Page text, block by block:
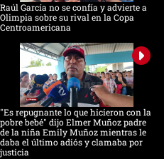
Raúl García no se confía y advierte a
Olimpia sobre su rival en la Copa
Centroamericana
"Es repugnante lo que hicieron con la
pobre bebé" dijo Elmer Muñoz padre
de la niña Emily Muñoz mientras le
daba el último adiós y clamaba por
justicia